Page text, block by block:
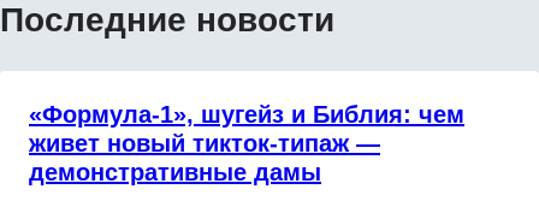
Последние новости
«Формула-1», шугейз и Библия: чем
живет новый тикток-типаж —
демонстративные дамы